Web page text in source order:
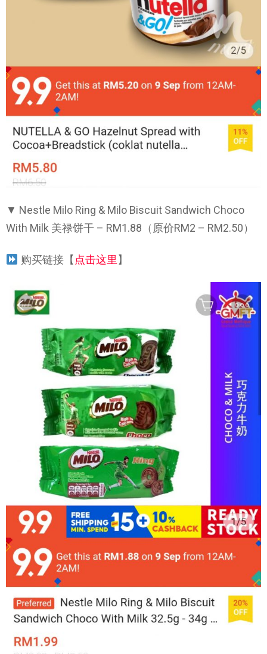
▼ Nestle Milo Ring & Milo Biscuit Sandwich Choco
With Milk 美禄饼干 – RM1.88（原价RM2 – RM2.50）
购买链接【点击这里】